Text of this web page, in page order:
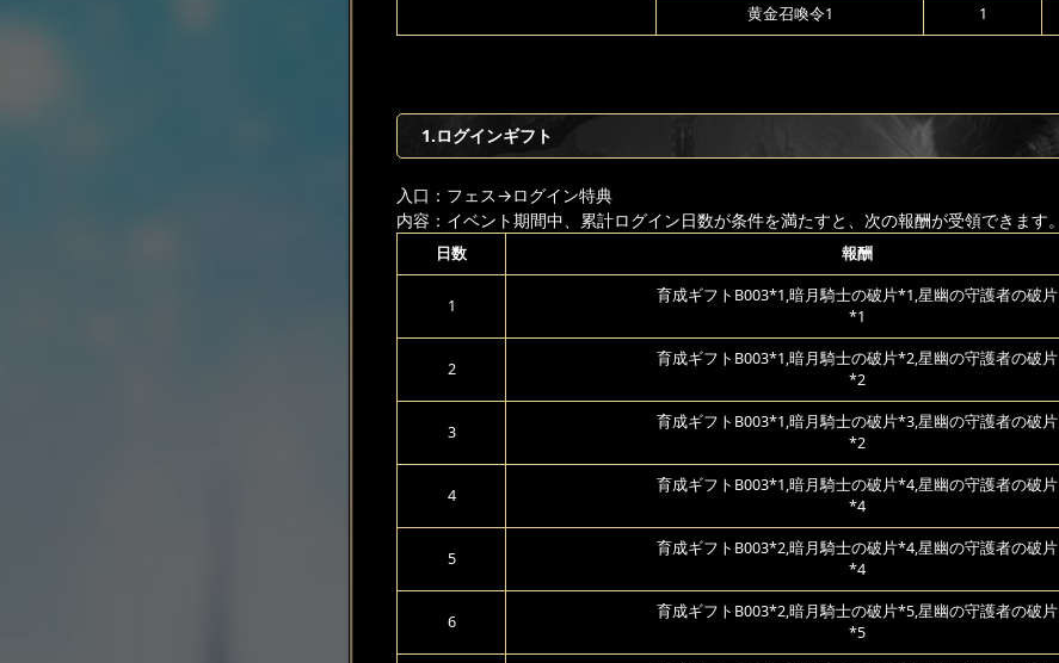
黄金召喚令1 1
1.ログインギフト
入口：フェス→ログイン特典
内容：イベント期間中、累計ログイン日数が条件を満たすと、次の報酬が受領できます。
日数 報酬
1
育成ギフトB003*1,暗月騎士の破片*1,星幽の守護者の破片
*1
2
育成ギフトB003*1,暗月騎士の破片*2,星幽の守護者の破片
*2
3
育成ギフトB003*1,暗月騎士の破片*3,星幽の守護者の破片
*2
4
育成ギフトB003*1,暗月騎士の破片*4,星幽の守護者の破片
*4
5
育成ギフトB003*2,暗月騎士の破片*4,星幽の守護者の破片
*4
6
育成ギフトB003*2,暗月騎士の破片*5,星幽の守護者の破片
*5